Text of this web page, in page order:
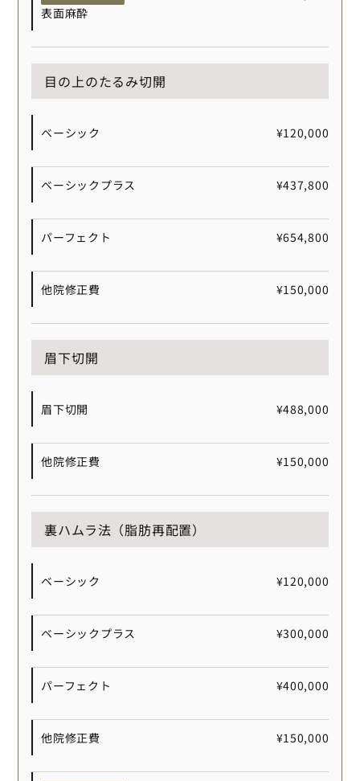
表面麻酔
目の上のたるみ切開
ベーシック ¥120,000
ベーシックプラス ¥437,800
パーフェクト ¥654,800
他院修正費 ¥150,000
眉下切開
眉下切開 ¥488,000
他院修正費 ¥150,000
裏ハムラ法（脂肪再配置）
ベーシック ¥120,000
ベーシックプラス ¥300,000
パーフェクト ¥400,000
他院修正費 ¥150,000